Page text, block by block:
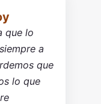
que lo
a
que
lo que